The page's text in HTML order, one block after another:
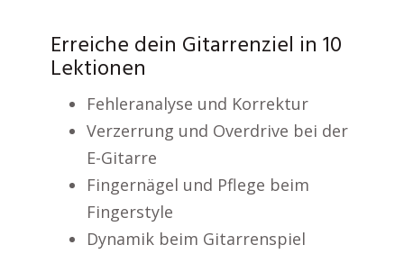
Erreiche dein Gitarrenziel in 10
Lektionen
Fehleranalyse und Korrektur
Verzerrung und Overdrive bei der
E-Gitarre
Fingernägel und Pflege beim
Fingerstyle
Dynamik beim Gitarrenspiel